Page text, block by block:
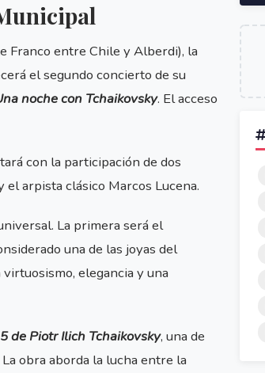
Franco entre Chile y Alberdi), la
el segundo concierto de su
noche con Tchaikovsky. El acceso
con la participación de dos
arpista clásico Marcos Lucena.
La primera será el
una de las joyas del
elegancia y una
de Piotr Ilich Tchaikovsky, una de
obra aborda la lucha entre la